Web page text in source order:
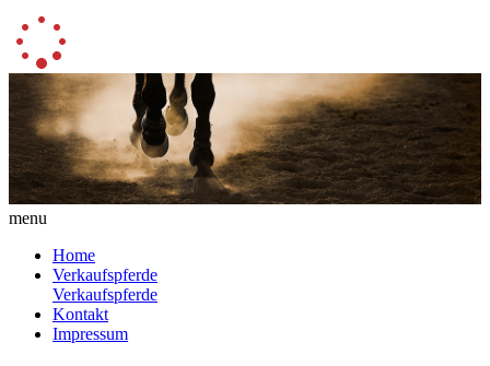
menu
Home
Verkaufspferde
Verkaufspferde
Kontakt
Impressum